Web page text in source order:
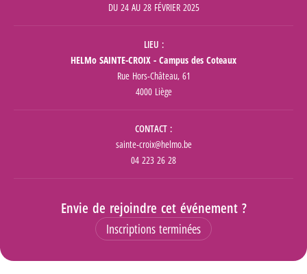
DU 24AU 28 FÉVRIER 2025
LIEU
HELMo SAINTE-CROIX - Campus des Coteaux
Rue Hors-Château, 61
4000 Liège
CONTACT
sainte-croix@helmo.be
04 223 26 28
Envie de rejoindre cet événement ?
Inscriptions terminées